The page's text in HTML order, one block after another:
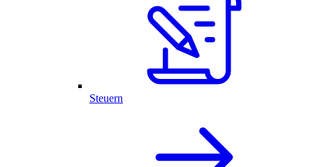
Steuern